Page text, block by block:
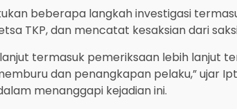
beberapa langkah investigasi
TKP, dan mencatat kesaksian dari
termasuk pemeriksaan lebih lanjut
dan penangkapan pelaku,” ujar
menanggapi kejadian ini.